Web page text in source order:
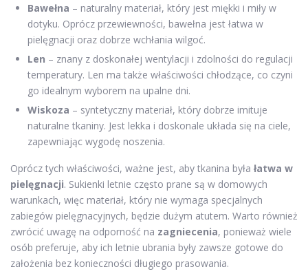
Bawełna – naturalny materiał, który jest miękki i miły w
dotyku. Oprócz przewiewności, bawełna jest łatwa w
pielęgnacji oraz dobrze wchłania wilgoć.
Len – znany z doskonałej wentylacji i zdolności do regulacji
temperatury. Len ma także właściwości chłodzące, co czyni
go idealnym wyborem na upalne dni.
Wiskoza – syntetyczny materiał, który dobrze imituje
naturalne tkaniny. Jest lekka i doskonale układa się na ciele,
zapewniając wygodę noszenia.
Oprócz tych właściwości, ważne jest, aby tkanina była łatwa w
pielęgnacji. Sukienki letnie często prane są w domowych
warunkach, więc materiał, który nie wymaga specjalnych
zabiegów pielęgnacyjnych, będzie dużym atutem. Warto również
zwrócić uwagę na odporność na zagniecenia, ponieważ wiele
osób preferuje, aby ich letnie ubrania były zawsze gotowe do
założenia bez konieczności długiego prasowania.